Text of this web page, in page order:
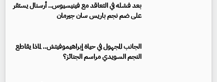
بعد فشله في التعاقد مع فينيسيوس.. أرسنال يستقر
على ضم نجم باريس سان جيرمان
الجانب المجهول في حياة إبراهيموفيتش.. لماذا يقاطع
النجم السويدي مراسم الجنائز؟